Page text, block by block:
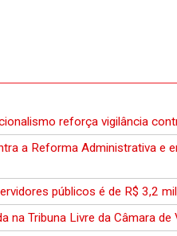
reforça vigilância
a Reforma Administrativa e
públicos é de R$ 3,2
Tribuna Livre da Câmara de